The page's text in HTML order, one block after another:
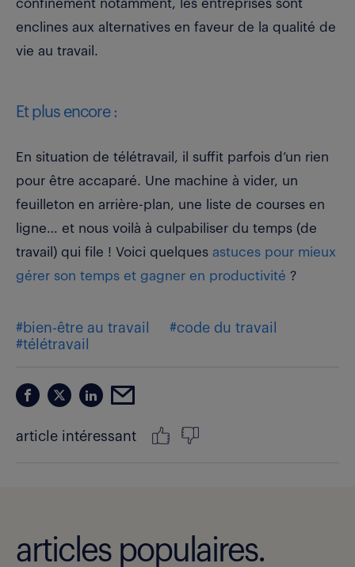
confinement notamment, les entreprises sont
enclines aux alternatives en faveur de la qualité de
vie au travail.
Et plus encore :
En situation de télétravail, il suffit parfois d’un rien
pour être accaparé. Une machine à vider, un
feuilleton en arrière-plan, une liste de courses en
ligne… et nous voilà à culpabiliser du temps (de
travail) qui file ! Voici quelques astuces pour mieux
gérer son temps et gagner en productivité ?
#bien-être au travail
#code du travail
#télétravail
article intéressant
articles populaires.